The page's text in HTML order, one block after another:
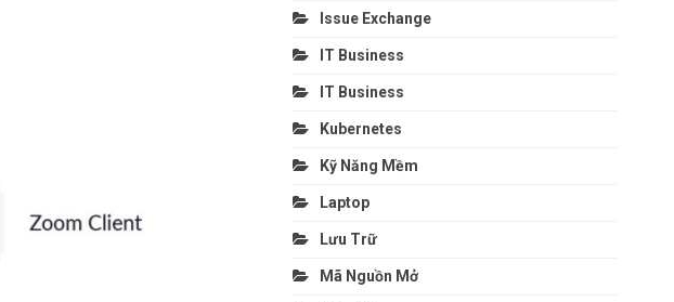
Issue Exchange
IT Business
IT Business
Kubernetes
Kỹ Năng Mềm
Laptop
Lưu Trữ
Mã Nguồn Mở